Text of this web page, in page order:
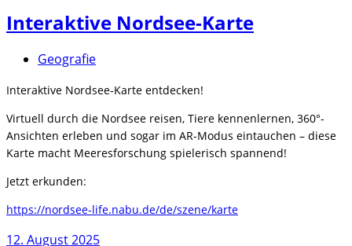
Interaktive Nordsee-Karte
Geografie
Interaktive Nordsee-Karte entdecken!
Virtuell durch die Nordsee reisen, Tiere kennenlernen, 360°-
Ansichten erleben und sogar im AR-Modus eintauchen – diese
Karte macht Meeresforschung spielerisch spannend!
Jetzt erkunden:
https://nordsee-life.nabu.de/de/szene/karte
12. August 2025